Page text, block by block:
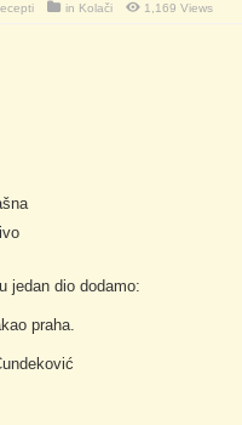
in Kolači 1,169 Views
jedan dio dodamo:
praha.